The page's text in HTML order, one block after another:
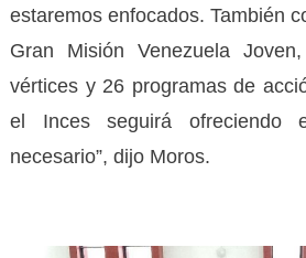
estaremos enfocados. También
Gran Misión Venezuela
vértices y 26 programas de
el Inces seguirá ofreciendo
necesario”, dijo Moros.